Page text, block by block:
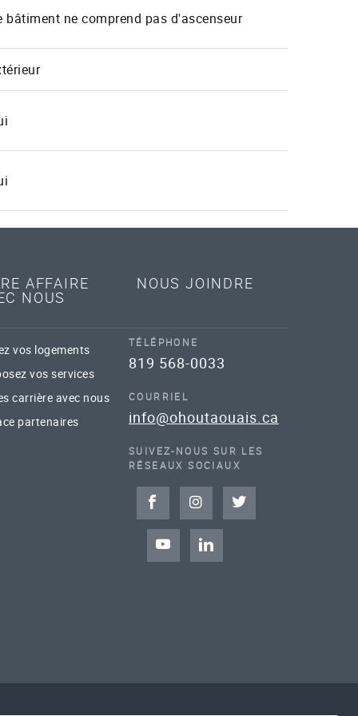
bâtiment ne comprend pas d'ascenseur
AFFAIRE
NOUS
vos logements
vos services
carrière avec nous
partenaires
NOUS JOINDRE
TÉLÉPHONE
819 568-0033
COURRIEL
info@ohoutaouais.ca
SUIVEZ-NOUS SUR LES
RÉSEAUX SOCIAUX